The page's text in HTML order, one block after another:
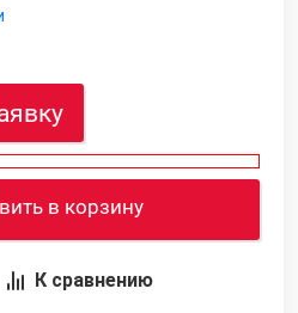
в корзину
К сравнению